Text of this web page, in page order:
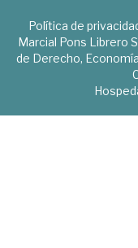
Política de
Marcial Pons Librero
de Derecho,